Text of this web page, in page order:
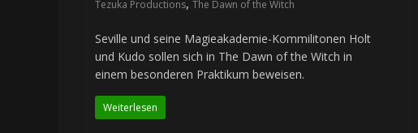
Tezuka Productions The Dawn of the Witch
Seville und seine Magieakademie-Kommilitonen Holt
und Kudo sollen sich in The Dawn of the Witch in
einem besonderen Praktikum beweisen.
Weiterlesen